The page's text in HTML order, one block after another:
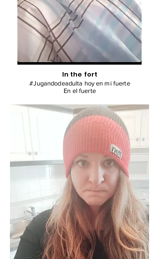
In the fort
#Jugandodeadulta hoy en mi fuerte
En el fuerte